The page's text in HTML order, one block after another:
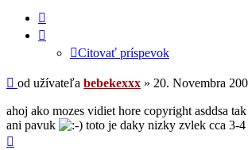
bebekexxx
Citovať príspevok
Príspevok
od užívateľa bebekexxx » 20. Novembra
ahoj ako mozes vidiet hore copyright asddsa
ani pavuk
toto je daky nizky zvlek cca 3-4